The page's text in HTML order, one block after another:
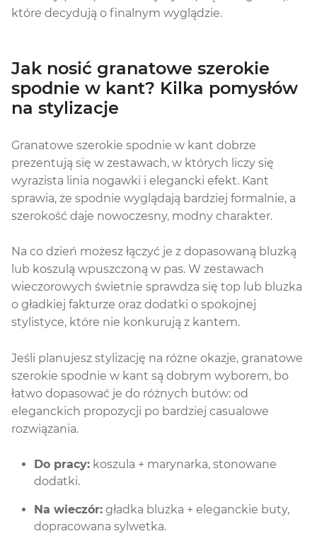
które decydują o finalnym wyglądzie.
Jak nosić granatowe szerokie
spodnie w kant? Kilka pomysłów
na stylizacje
Granatowe szerokie spodnie w kant dobrze
prezentują się w zestawach, w których liczy się
wyrazista linia nogawki i elegancki efekt. Kant
sprawia, że spodnie wyglądają bardziej formalnie, a
szerokość daje nowoczesny, modny charakter.
Na co dzień możesz łączyć je z dopasowaną bluzką
lub koszulą wpuszczoną w pas. W zestawach
wieczorowych świetnie sprawdza się top lub bluzka
o gładkiej fakturze oraz dodatki o spokojnej
stylistyce, które nie konkurują z kantem.
Jeśli planujesz stylizację na różne okazje, granatowe
szerokie spodnie w kant są dobrym wyborem, bo
łatwo dopasować je do różnych butów: od
eleganckich propozycji po bardziej casualowe
rozwiązania.
Do pracy: koszula + marynarka, stonowane
dodatki.
Na wieczór: gładka bluzka + eleganckie buty,
dopracowana sylwetka.